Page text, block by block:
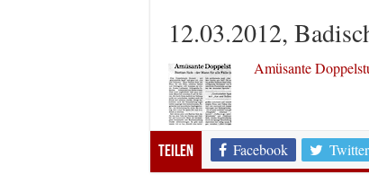
12.03.2012,
Amüsante
Teilen Facebook Twitter